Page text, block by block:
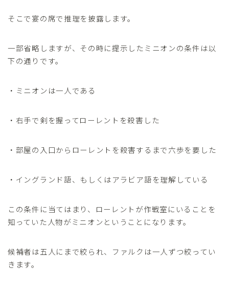
そこで宴の席で推理を披露します。
一部省略しますが、その時に提示したミニオンの条件は以
下の通りです。
・ミニオンは一人である
・右手で剣を握ってローレントを殺害した
・部屋の入口からローレントを殺害するまで六歩を要した
・イングランド語、もしくはアラビア語を理解している
この条件に当てはまり、ローレントが作戦室にいることを
知っていた人物がミニオンということになります。
候補者は五人にまで絞られ、ファルクは一人ずつ絞ってい
きます。